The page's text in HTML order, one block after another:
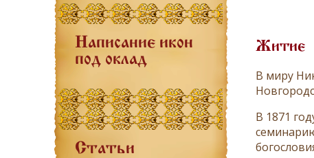
Написание икон
под оклад
Статьи
Житие
В миру
В 1871